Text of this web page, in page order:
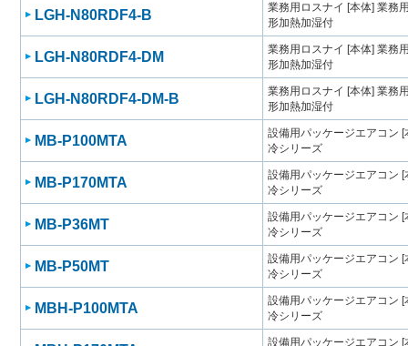
LGH-N80RDF4-B
業務用ロスナイ [本体] 業
形加熱加湿付
LGH-N80RDF4-DM
業務用ロスナイ [本体] 業
形加熱加湿付
LGH-N80RDF4-DM-B
業務用ロスナイ [本体] 業
形加熱加湿付
MB-P100MTA
設備用パッケージエアコン
冷シリーズ
MB-P170MTA
設備用パッケージエアコン
冷シリーズ
MB-P36MT
設備用パッケージエアコン
冷シリーズ
MB-P50MT
設備用パッケージエアコン
冷シリーズ
MBH-P100MTA
設備用パッケージエアコン
冷シリーズ
設備用パッケージエアコン